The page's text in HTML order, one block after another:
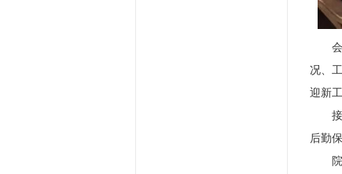
况、
迎新
后勤